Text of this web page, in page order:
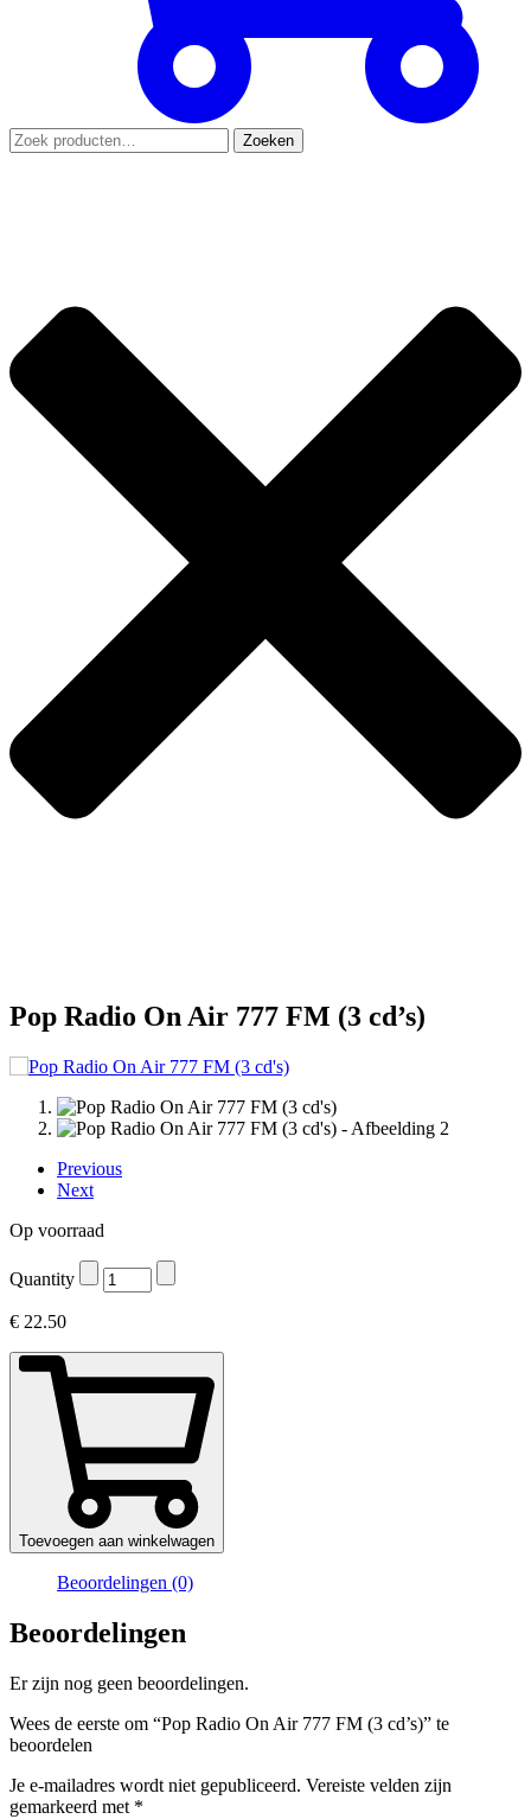
Zoeken
naar:
Zoeken
Pop Radio On Air 777 FM (3 cd’s)
Previous
Next
Op voorraad
Quantity
€ 22.50
Toevoegen aan winkelwagen
Beoordelingen (0)
Beoordelingen
Er zijn nog geen beoordelingen.
Wees de eerste om “Pop Radio On Air 777 FM (3 cd’s)” te
beoordelen
Je e-mailadres wordt niet gepubliceerd. Vereiste velden zijn
gemarkeerd met *